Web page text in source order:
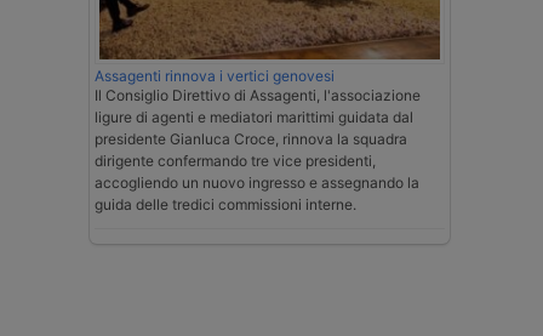
Assagenti rinnova i vertici genovesi
Il Consiglio Direttivo di Assagenti, l'associazione
ligure di agenti e mediatori marittimi guidata dal
presidente Gianluca Croce, rinnova la squadra
dirigente confermando tre vice presidenti,
accogliendo un nuovo ingresso e assegnando la
guida delle tredici commissioni interne.